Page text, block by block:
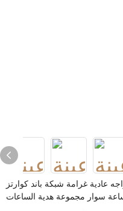
عادية غرامة شبكة باند كوارتز
سوار مجموعة هدية الساعات